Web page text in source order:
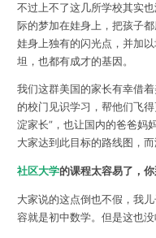
不过上不了这几所学校其实
际的梦加在娃身上，把孩子
娃身上独有的闪光点，并加
坦，也都有成才的基因。
我们这群美国的家长有幸借
的校门见识学习，帮他们飞
淀家长”，也让国内的爸爸妈
大家达到此目标的路线图，
社区大学的课程太容易了，你
大家说的这点倒也不假，我
容就是初中数学。但是这也没